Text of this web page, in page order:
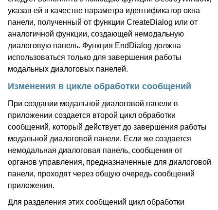
указав ей в качестве параметра идентификатор окна
панели, полученный от функции CreateDialog или от
аналогичной функции, создающей немодальную
диалоговую панель. Функция EndDialog должна
использоваться только для завершения работы
модальных диалоговых панелей.
Изменения в цикле обработки сообщений
При создании модальной диалоговой панели в
приложении создается второй цикл обработки
сообщений, который действует до завершения работы
модальной диалоговой панели. Если же создается
немодальная диалоговая панель, сообщения от
органов управления, предназначенные для диалоговой
панели, проходят через общую очередь сообщений
приложения.
Для разделения этих сообщений цикл обработки